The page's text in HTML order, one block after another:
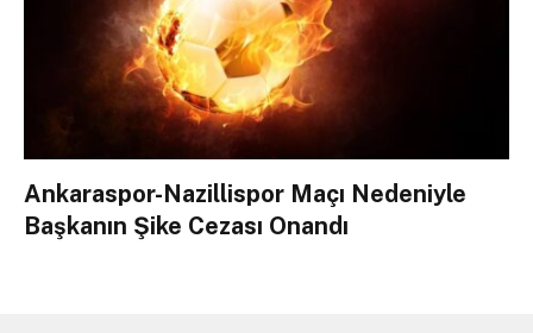
Ankaraspor-Nazillispor Maçı Nedeniyle
Başkanın Şike Cezası Onandı